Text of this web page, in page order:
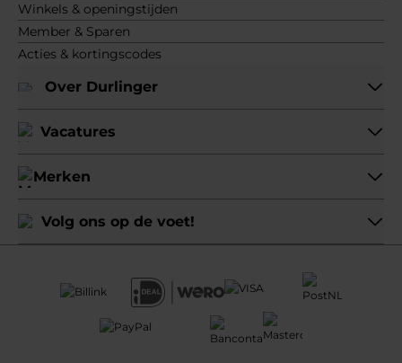
Winkels & openingstijden
Member & Sparen
Acties & kortingscodes
Over Durlinger
Vacatures
Merken
Volg ons op de voet!